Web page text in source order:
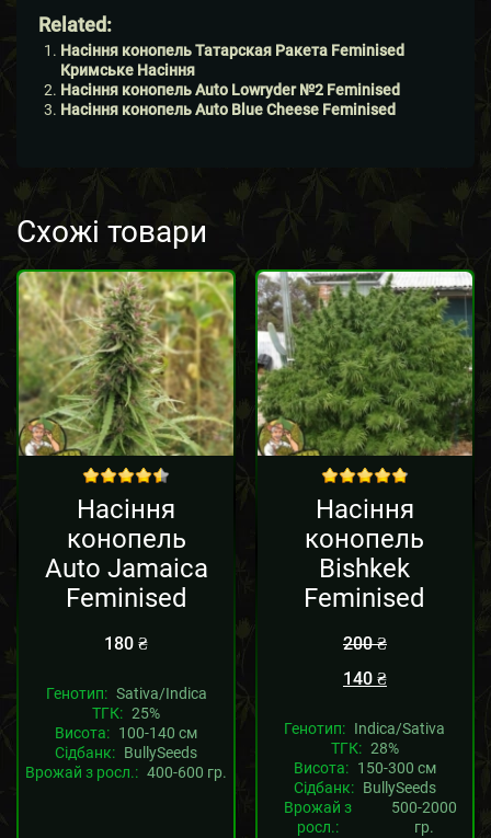
Related:
Насіння конопель Татарская Ракета Feminised
Кримське Насіння
Насіння конопель Auto Lowryder №2 Feminised
Насіння конопель Auto Blue Cheese Feminised
Схожі товари
Насіння
конопель
Auto Jamaica
Feminised
180₴
Генотип: Sativa/Indica
ТГК: 25%
Висота: 100-140 см
Сідбанк: BullySeeds
Врожай з росл.: 400-600 гр.
Sale!
Насіння
конопель
Bishkek
Feminised
200₴
140 ₴
Генотип: Indica/Sativa
ТГК: 28%
Висота: 150-300 см
Сідбанк: BullySeeds
Врожай з
росл.:
500-2000
гр.